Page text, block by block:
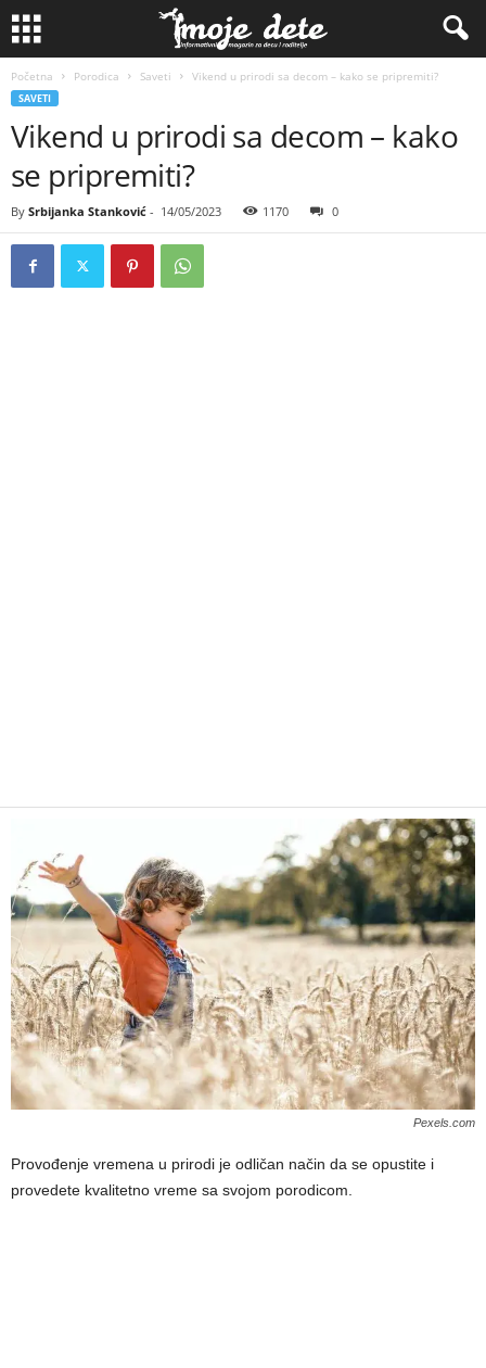
Početna Porodica Saveti Vikend u prirodi sa decom – kako se pripremiti?
SAVETI
Vikend u prirodi sa decom – kako
se pripremiti?
By Srbijanka Stanković - 14/05/2023 1170 0
Pexels.com
Provođenje vremena u prirodi je odličan način da se opustite i
provedete kvalitetno vreme sa svojom porodicom.